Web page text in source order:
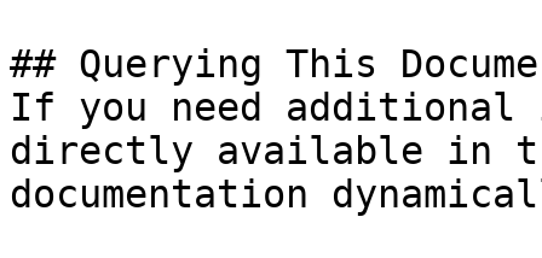
## Querying This
If you need
directly available in
documentation